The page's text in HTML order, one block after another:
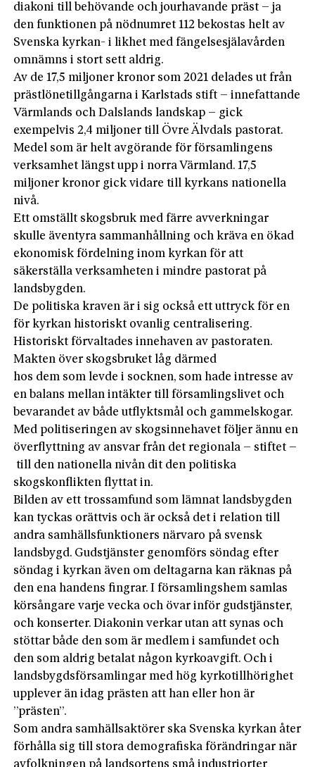
diakoni till behövande och jourhavande präst – ja
den funktionen på nödnumret 112 bekostas helt av
Svenska kyrkan- i likhet med fängelsesjälavården
omnämns i stort sett aldrig.
Av de 17,5 miljoner kronor som 2021 delades ut från
prästlönetillgångarna i Karlstads stift – innefattande
Värmlands och Dalslands landskap – gick
exempelvis 2,4 miljoner till Övre Älvdals pastorat.
Medel som är helt avgörande för församlingens
verksamhet längst upp i norra Värmland. 17,5
miljoner kronor gick vidare till kyrkans nationella
nivå.
Ett omställt skogsbruk med färre avverkningar
skulle äventyra sammanhållning och kräva en ökad
ekonomisk fördelning inom kyrkan för att
säkerställa verksamheten i mindre pastorat på
landsbygden.
De politiska kraven är i sig också ett uttryck för en
för ­kyrkan historiskt ovanlig centralisering.
Historiskt förvaltades innehaven av pastoraten.
Makten över skogsbruket låg därmed
hos dem som levde i socknen, som hade intresse av
en balans mellan intäkter till församlingslivet och
bevarandet av både utflyktsmål och gammelskogar.
Med politiseringen av skogs­innehavet följer ännu en
överflyttning av ansvar från det ­regionala – stiftet –
till den nationella nivån dit den politiska
skogskonflikten flyttat in.
Bilden av ett trossamfund som lämnat landsbygden
kan tyckas orättvis och är också det i relation till
andra samhällsfunktioners närvaro på svensk
landsbygd. Gudstjänster genomförs söndag efter
söndag i kyrkan även om deltagarna kan räknas på
den ena handens fingrar. I församlingshem samlas
körsångare varje vecka och övar inför gudstjänster,
och konserter. Diakonin verkar utan att synas och
stöttar både den som är medlem i samfundet och
den som aldrig betalat någon kyrkoavgift. Och i
landsbygdsförsamlingar med hög kyrkotillhörighet
upplever än idag prästen att han eller hon är
”prästen”.
Som andra samhällsaktörer ska Svenska kyrkan åter
förhålla sig till stora demografiska förändringar när
avfolkningen på landsortens små industriorter